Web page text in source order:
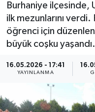
Burhaniye ilçesinde,
ilk mezunlarını
öğrenci için
büyük coşku yaşandı.
16.05.2026 - 17:41
YAYINLANMA
Advertising
Canlı Maç
ÇEVRE
Haber Arşivi